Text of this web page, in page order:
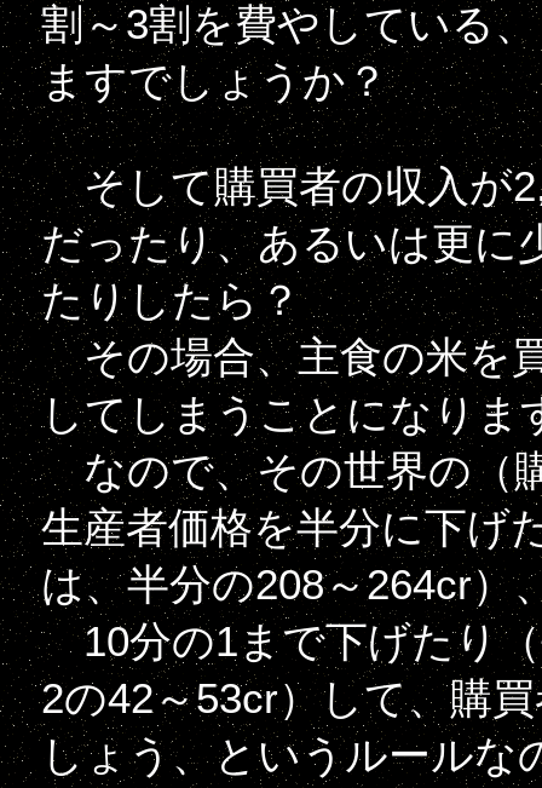
割～3割を費やしている
ますでしょうか？
そして購買者の収入が
だったり、あるいは更に
たりしたら？
その場合、主食の米を
してしまうことになりま
なので、その世界の（
生産者価格を半分に下げ
は、半分の208～264cr）
10分の1まで下げたり（
2の42～53cr）して、購
しょう、というルールな